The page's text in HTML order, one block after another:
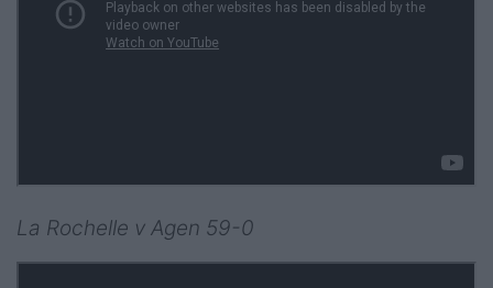
La Rochelle v Agen 59-0